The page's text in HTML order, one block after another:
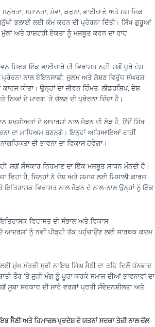
ਸਮਾਨਤਾ, ਸੇਵਾ, ਕਰੁਣਾ, ਭਾਈਚਾਰੇ ਅਤੇ ਸਮਾਜਿਕ
ਭਲਾਈ ਲਈ ਕੰਮ ਕਰਨ ਦੀ ਪ੍ਰੇਰਨਾ ਦਿੱਤੀ। ਸਿੱਖ ਗੁਰੂਆਂ
ਅਤੇ ਰਾਸ਼ਟਰੀ ਏਕਤਾ ਨੂੰ ਮਜ਼ਬੂਤ ਕਰਨ ਦਾ ਰਾਹ
ਸਿਰਫ ਇੱਕ ਭਾਈਚਾਰੇ ਦੀ ਵਿਰਾਸਤ ਨਹੀਂ, ਸਗੋਂ ਪੂਰੇ ਦੇਸ਼
ਪ੍ਰੇਰਨਾ ਨਾਲ ਬੇਇਨਸਾਫ਼ੀ, ਜੁਲਮ ਅਤੇ ਸ਼ੋਸ਼ਣ ਵਿਰੁੱਧ ਸੰਘਰਸ਼
ਕੀਤਾ। ਉਨ੍ਹਾਂ ਦਾ ਜੀਵਨ ਹਿੰਮਤ, ਲੀਡਰਸ਼ਿਪ, ਦੇਸ਼
ਦੇ ਮਾਰਗ ‘ਤੇ ਚੱਲਣ ਦੀ ਪ੍ਰੇਰਨਾ ਦਿੰਦਾ ਹੈ।
ਸ਼ਖਸੀਅਤਾਂ ਦੇ ਆਦਰਸ਼ਾਂ ਨਾਲ ਜੋੜਨ ਦੀ ਲੋੜ ਹੈ, ਉਦੋਂ ਸਿੱਖ
ਦਾ ਮਾਧਿਅਮ ਬਣਨਗੇ। ਇਨ੍ਹਾਂ ਅਧਿਆਇਆਂ ਰਾਹੀਂ
ਦੀ ਭਾਵਨਾ ਦਾ ਵਿਕਾਸ ਹੋਵੇਗਾ।
ਸਗੋਂ ਸੰਸਕਾਰ ਨਿਰਮਾਣ ਦਾ ਇੱਕ ਮਜ਼ਬੂਤ ਸਾਧਨ ਮੰਨਦੀ ਹੈ।
ਰਿਹਾ ਹੈ, ਜਿਨ੍ਹਾਂ ਨੇ ਦੇਸ਼ ਅਤੇ ਸਮਾਜ ਲਈ ਮਿਸਾਲੀ ਕਾਰਜ
ਵਿਰਾਸਤ ਨਾਲ ਜੋੜਨ ਦੇ ਨਾਲ-ਨਾਲ ਉਨ੍ਹਾਂ ਨੂੰ ਇੱਕ
ਵਿਰਾਸਤ ਦੀ ਸੰਭਾਲ ਅਤੇ ਵਿਕਾਸ
ਆਦਰਸ਼ਾਂ ਨੂੰ ਨਵੀਂ ਪੀੜ੍ਹੀ ਤੱਕ ਪਹੁੰਚਾਉਣ ਲਈ ਸਾਰਥਕ ਕਦਮ
ਮੁੱਖ ਮੰਤਰੀ ਸ੍ਰੀ ਨਾਇਬ ਸਿੰਘ ਸੈਣੀ ਦਾ ਤਹਿ ਦਿਲੋਂ ਧੰਨਵਾਦ
ਤੌਰ ‘ਤੇ ਜੁੜੀ ਮੰਗ ਨੂੰ ਪੂਰਾ ਕਰਕੇ ਸਮਾਜ ਦੀਆਂ ਭਾਵਨਾਵਾਂ ਦਾ
ਸੂਬਾ ਸਰਕਾਰ ਦੀ ਸਾਰੇ ਵਰਗਾਂ ਪ੍ਰਤੀ ਸੰਵੇਦਨਸ਼ੀਲਤਾ ਅਤੇ
ਸੈਣੀ ਅਤੇ ਹਿਮਾਚਲ ਪ੍ਰਦੇਸ਼ ਦੇ ਯਤਨਾਂ ਸਦਕਾ ਤੇਜ਼ੀ ਨਾਲ ਚੱਲ